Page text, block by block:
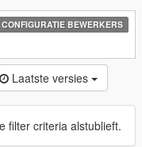
CONFIGURATIE BEWERKERS
Laatste versies
filter criteria alstublieft.